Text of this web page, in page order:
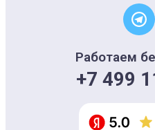
Работаем
+7 499